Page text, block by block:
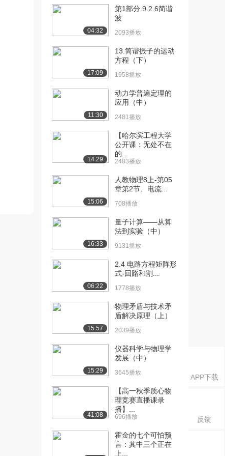
APP下载
反馈
[10] 北京交通大学公开
课：半导体PN结的...
2.1万播放
[11] 北京交通大学公开
课：半导体PN结的...
1.8万播放
[12] 北京交通大学公开
课：半导体PN结的...
1.7万播放
02:57
[13] 北京交通大学公开
课：晶体二极管的结...
10:35
[14] 北京交通大学公开
课：晶体二极管的等...
15:15
[15] 北京交通大学公开
课：晶体二极管的参...
02:22
[16] 北京交通大学公开
05:25
[17] 北京交通大学公开
课：几种常见的特殊...
12:30
[18] 北京交通大学公开
课：二极管应用
课：三极管的分类及...
课：晶体三极管的工...
04:32
第1部分 9.2.6简谐
波
2093播放
17:09
13.简谐振子的运动
方程（下）
1958播放
11:30
动力学普遍定理的
应用（中）
2481播放
14:29
【哈尔滨工程大学
公开课：无处不在
的...
2483播放
15:06
人教物理8上-第05
章第2节、电流...
708播放
16:33
量子计算——从算
法到实验（中）
9131播放
06:22
2.4 电路方程矩阵形
式-回路和割...
1778播放
15:57
物理矛盾与技术矛
盾解决原理（上）
2039播放
15:29
仪器科学与物理学
发展（中）
3645播放
41:08
【高一秋季质心物
理竞赛直播课录
播】...
696播放
霍金的七个可怕预
言：其中三个正在
上...